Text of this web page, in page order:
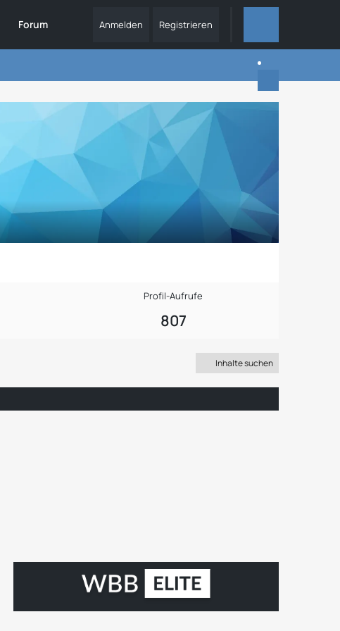
Forum Anmelden Registrieren
Profil-Aufrufe
807
Inhalte suchen